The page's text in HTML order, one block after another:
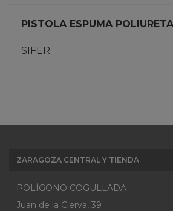
PISTOLA ESPUMA
SIFER
ZARAGOZA CENTRAL Y TIENDA
POLÍGONO COGULLADA
Juan de la Cierva, 39